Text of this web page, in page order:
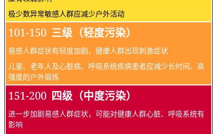
极少数异常敏感人群应减少户外活动
101-150 三级（轻度污染）
易感人群症状有轻度加剧，健康人群出现刺激症状
儿童、老年人及心脏病、呼吸系统疾病患者应减少长时间、高
强度的户外锻炼
151-200 四级（中度污染）
进一步加剧易感人群症状，可能对健康人群心脏、呼吸系统有
影响